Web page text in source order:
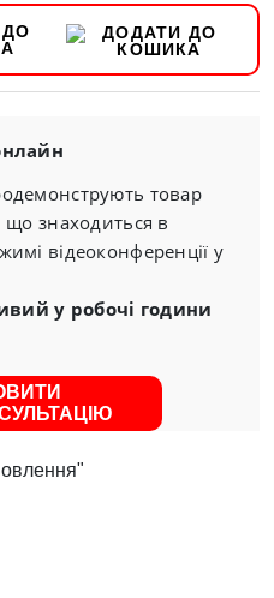
товар
що знаходиться в
відеоконференції у
у робочі години